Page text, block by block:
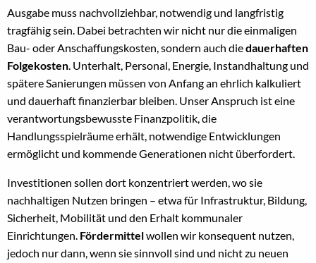
Ausgabe muss nachvollziehbar, notwendig und langfristig
tragfähig sein. Dabei betrachten wir nicht nur die einmaligen
Bau- oder Anschaffungskosten, sondern auch diedauerhaften
Folgekosten. Unterhalt, Personal, Energie, Instandhaltung und
spätere Sanierungen müssen von Anfang an ehrlich kalkuliert
und dauerhaft finanzierbar bleiben. Unser Anspruch ist eine
verantwortungsbewusste Finanzpolitik, die
Handlungsspielräume erhält, notwendige Entwicklungen
ermöglicht und kommende Generationen nicht überfordert.
Investitionen sollen dort konzentriert werden, wo sie
nachhaltigen Nutzen bringen – etwa für Infrastruktur, Bildung,
Sicherheit, Mobilität und den Erhalt kommunaler
Einrichtungen. Fördermittelwollen wir konsequent nutzen,
jedoch nur dann, wenn sie sinnvoll sind und nicht zu neuen